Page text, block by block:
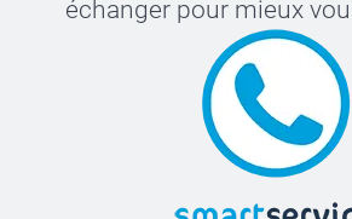
échanger pour mieux